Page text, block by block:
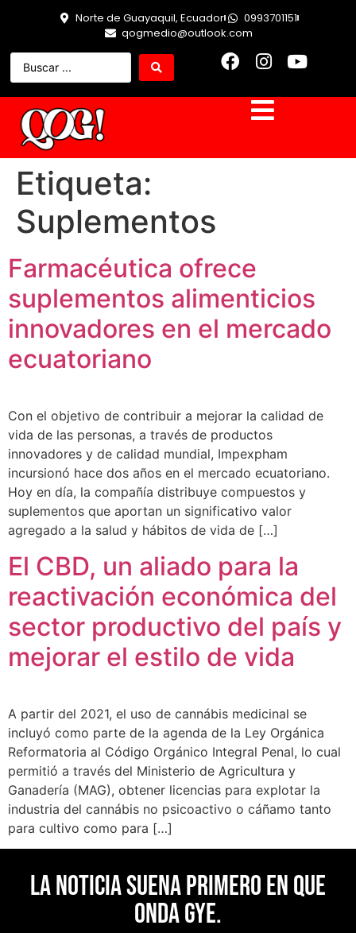
Norte de Guayaquil, Ecuador
0993701151
qogmedio@outlook.com
Etiqueta:
Suplementos
Farmacéutica ofrece
suplementos alimenticios
innovadores en el mercado
ecuatoriano
Con el objetivo de contribuir a mejorar la calidad de
vida de las personas, a través de productos
innovadores y de calidad mundial, Impexpham
incursionó hace dos años en el mercado ecuatoriano.
Hoy en día, la compañía distribuye compuestos y
suplementos que aportan un significativo valor
agregado a la salud y hábitos de vida de […]
El CBD, un aliado para la
reactivación económica del
sector productivo del país y
mejorar el estilo de vida
A partir del 2021, el uso de cannábis medicinal se
incluyó como parte de la agenda de la Ley Orgánica
Reformatoria al Código Orgánico Integral Penal, lo cual
permitió a través del Ministerio de Agricultura y
Ganadería (MAG), obtener licencias para explotar la
industria del cannábis no psicoactivo o cáñamo tanto
para cultivo como para […]
La noticia suena primero en Que
Onda Gye.